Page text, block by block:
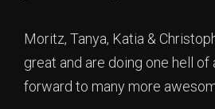
Moritz, Tanya, Katia &
great and are doing one hell of
forward to many more